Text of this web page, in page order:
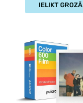
IELIKT GROZĀ